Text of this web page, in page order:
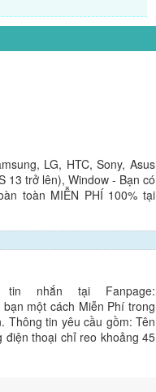
LG, HTC, Sony, Asus
13 trở lên), Window - Bạn có
toàn MIỄN PHÍ 100% tại
nhắn tại Fanpage:
một cách Miễn Phí trong
Thông tin yêu cầu gồm: Tên
điện thoại chỉ reo khoảng 45